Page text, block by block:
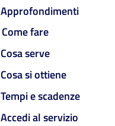
Approfondimenti
Come fare
Cosa serve
Cosa si ottiene
Tempi e scadenze
Accedi al servizio